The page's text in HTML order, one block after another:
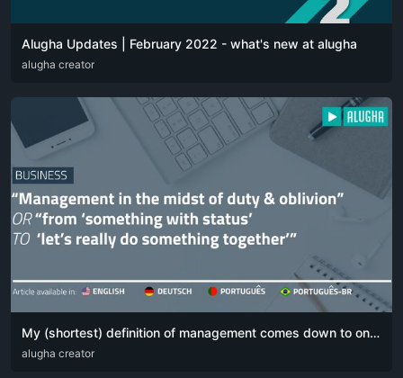
Alugha Updates | February 2022 - what's new at alugha
DEU ENG
alugha creator
My (shortest) definition of management comes down to one simple sentence:
DEU ENG POR
alugha creator